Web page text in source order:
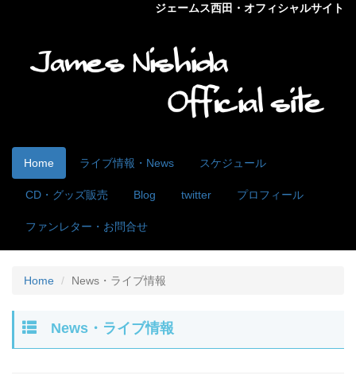
ジェームス西田・オフィシャルサイト
Home ライブ情報・News スケジュール
CD・グッズ販売 Blog twitter プロフィール
ファンレター・お問合せ
Home News・ライブ情報
News・ライブ情報